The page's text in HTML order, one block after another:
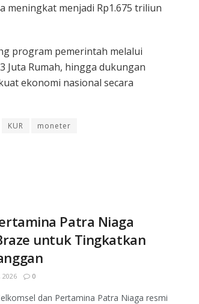
meningkat menjadi Rp1.675 triliun
program pemerintah melalui
Juta Rumah, hingga dukungan
ekonomi nasional secara
KUR
moneter
Patra Niaga
untuk Tingkatkan
2026 0
dan Pertamina Patra Niaga resmi